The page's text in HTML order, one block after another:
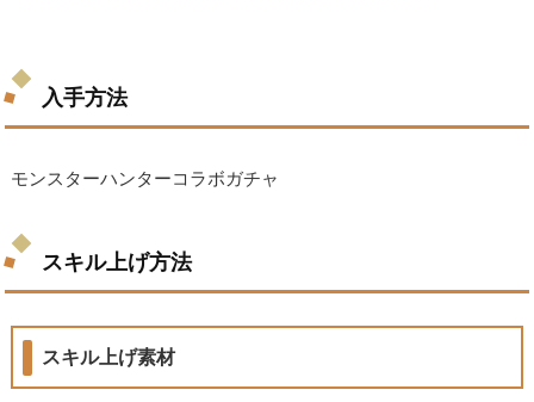
入手方法
モンスターハンターコラボガチャ
スキル上げ方法
スキル上げ素材